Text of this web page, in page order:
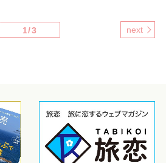
1/3 next